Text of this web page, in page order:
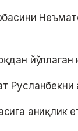
Русланбекни
аниқлик